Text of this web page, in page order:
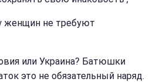
женщин не требуют
или Украина? Батюшки
это не обязательный наряд.